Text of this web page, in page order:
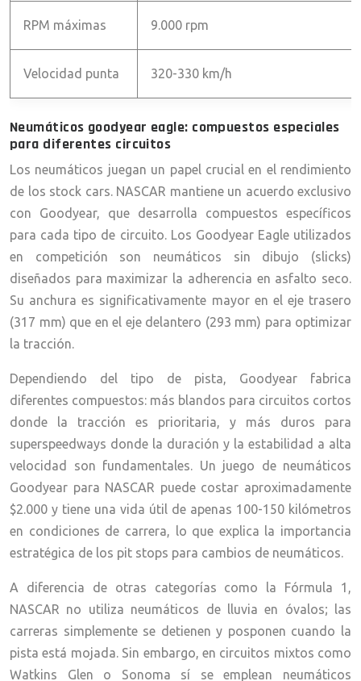
RPM máximas 9.000 rpm
Velocidad punta 320-330 km/h
Neumáticos goodyear eagle: compuestos especiales
para diferentes circuitos
Los neumáticos juegan un papel crucial en el rendimiento
de los stock cars. NASCAR mantiene un acuerdo exclusivo
con Goodyear, que desarrolla compuestos específicos
para cada tipo de circuito. Los Goodyear Eagle utilizados
en competición son neumáticos sin dibujo (slicks)
diseñados para maximizar la adherencia en asfalto seco.
Su anchura es significativamente mayor en el eje trasero
(317 mm) que en el eje delantero (293 mm) para optimizar
la tracción.
Dependiendo del tipo de pista, Goodyear fabrica
diferentes compuestos: más blandos para circuitos cortos
donde la tracción es prioritaria, y más duros para
superspeedways donde la duración y la estabilidad a alta
velocidad son fundamentales. Un juego de neumáticos
Goodyear para NASCAR puede costar aproximadamente
$2.000 y tiene una vida útil de apenas 100-150 kilómetros
en condiciones de carrera, lo que explica la importancia
estratégica de los pit stops para cambios de neumáticos.
A diferencia de otras categorías como la Fórmula 1,
NASCAR no utiliza neumáticos de lluvia en óvalos; las
carreras simplemente se detienen y posponen cuando la
pista está mojada. Sin embargo, en circuitos mixtos como
Watkins Glen o Sonoma sí se emplean neumáticos